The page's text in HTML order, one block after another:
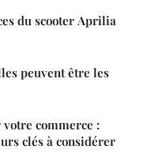
du scooter Aprilia
peuvent être les
commerce :
clés à considérer